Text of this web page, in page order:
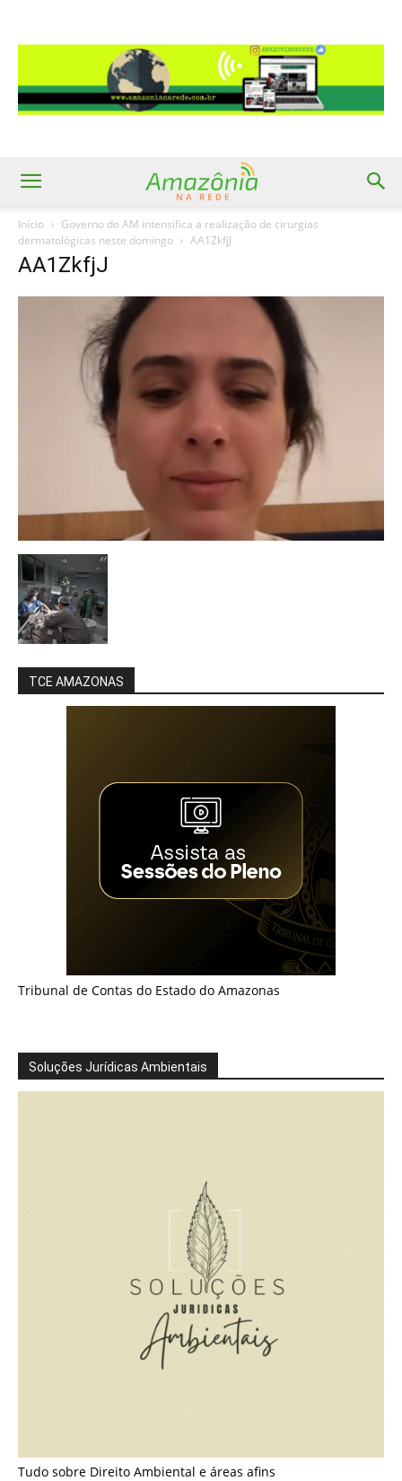
Início
Governo do AM intensifica a realização de cirurgias
dermatológicas neste domingo
AA1ZkfjJ
AA1ZkfjJ
TCE AMAZONAS
Tribunal de Contas do Estado do Amazonas
Soluções Jurídicas Ambientais
Tudo sobre Direito Ambiental e áreas afins